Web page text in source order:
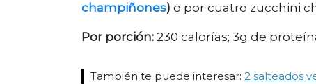
champiñones) o por cuatro zucchini
Por porción: 230 calorías; 3g de
También te puede interesar: 2 salteados